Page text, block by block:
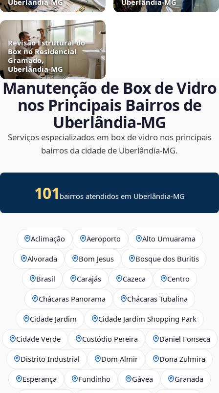
Uberlândia‑MG Uberlândia‑MG
Revisão Estrutural do
Box no Residencial
Gramado,
Uberlândia‑MG
Manutenção de Box de Vidro
nos Principais Bairros de
Uberlândia‑MG
Serviços especializados em box de vidro nos principais
bairros da cidade de Uberlândia‑MG.
101 bairros atendidos em Uberlândia-MG
Aclimação Aeroporto Alto Umuarama
Alvorada Bom Jesus Bosque dos Buritis
Brasil Carajás Cazeca Centro
Chácaras Panorama Chácaras Tubalina
Cidade Jardim Cidade Jardim Shopping Park
Cidade Verde Custódio Pereira Daniel Fonseca
Distrito Industrial Dom Almir Dona Zulmira
Esperança Fundinho Gávea Granada